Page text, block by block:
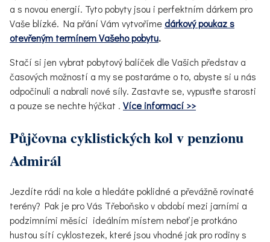
a s novou energií. Tyto pobyty jsou i perfektním dárkem pro
Vaše blízké. Na přání Vám vytvořímedárkový poukaz s
otevřeným termínem Vašeho pobytu.
Stačí si jen vybrat pobytový balíček dle Vašich představ a
časových možností a my se postaráme o to, abyste si u nás
odpočinuli a nabrali nové síly. Zastavte se, vypusťte starosti
a pouze se nechte hýčkat . Více informací >>
Půjčovna cyklistických kol v penzionu
Admirál
Jezdíte rádi na kole a hledáte poklidné a převážně rovinaté
terény? Pak je pro Vás Třeboňsko v období mezi jarními a
podzimními měsíci ideálním místem neboť je protkáno
hustou sítí cyklostezek, které jsou vhodné jak pro rodiny s